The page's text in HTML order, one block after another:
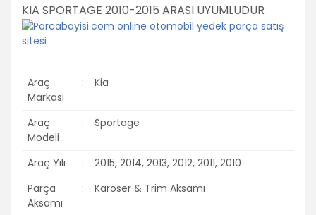
KIA SPORTAGE 2010-2015 ARASI UYUMLUDUR
Araç
Markası
: Kia
Araç
Modeli
: Sportage
Araç Yılı :
2015, 2014, 2013, 2012, 2011, 2010
Parça
Aksamı
: Karoser & Trim Aksamı